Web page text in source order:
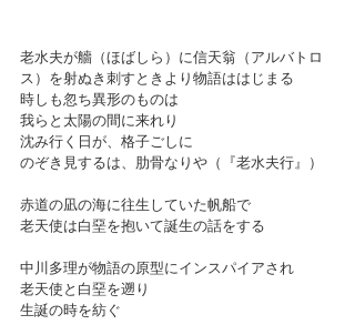
老水夫が艢（ほばしら）に信天翁（アルバトロ
ス）を射ぬき刺すときより物語ははじまる
時しも忽ち異形のものは
我らと太陽の間に来れり
沈み行く日が、格子ごしに
のぞき見するは、肋骨なりや（『老水夫行』）
赤道の凪の海に往生していた帆船で
老天使は白堊を抱いて誕生の話をする
中川多理が物語の原型にインスパイアされ
老天使と白堊を遡り
生誕の時を紡ぐ